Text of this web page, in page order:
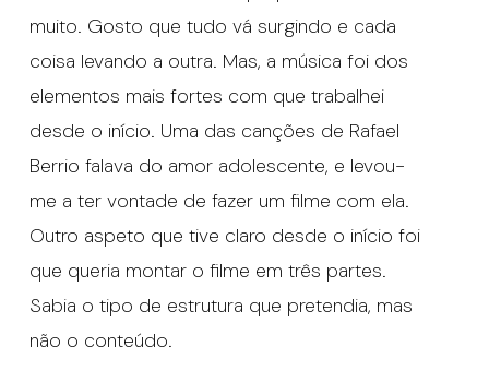
muito. Gosto que tudo vá surgindo e cada
coisa levando a outra. Mas, a música foi dos
elementos mais fortes com que trabalhei
desde o início. Uma das canções de Rafael
Berrio falava do amor adolescente, e levou-
me a ter vontade de fazer um filme com ela.
Outro aspeto que tive claro desde o início foi
que queria montar o filme em três partes.
Sabia o tipo de estrutura que pretendia, mas
não o conteúdo.